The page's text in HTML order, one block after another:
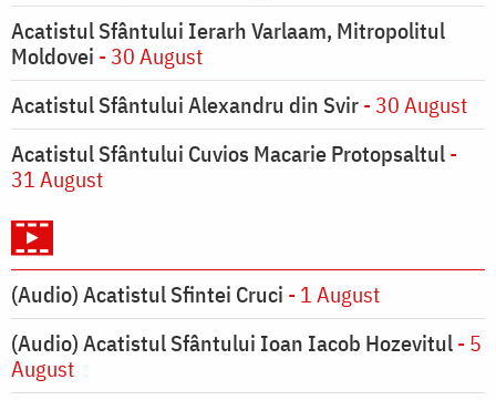
Acatistul Sfântului Ierarh Varlaam, Mitropolitul
Moldovei - 30 August
Acatistul Sfântului Alexandru din Svir- 30 August
Acatistul Sfântului Cuvios Macarie Protopsaltul-
31 August
(Audio) Acatistul Sfintei Cruci - 1 August
(Audio) Acatistul Sfântului Ioan Iacob Hozevitul- 5
August